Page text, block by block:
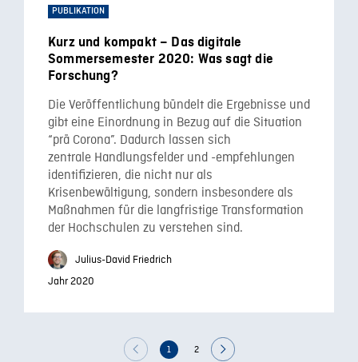
PUBLIKATION
Kurz und kompakt – Das digitale
Sommersemester 2020: Was sagt die
Forschung?
Die Veröffentlichung bündelt die Ergebnisse und
gibt eine Einordnung in Bezug auf die Situation
“prä Corona”. Dadurch lassen sich
zentrale Handlungsfelder und -empfehlungen
identifizieren, die nicht nur als
Krisenbewältigung, sondern insbesondere als
Maßnahmen für die langfristige Transformation
der Hochschulen zu verstehen sind.
Julius-David Friedrich
Jahr 2020
1 2